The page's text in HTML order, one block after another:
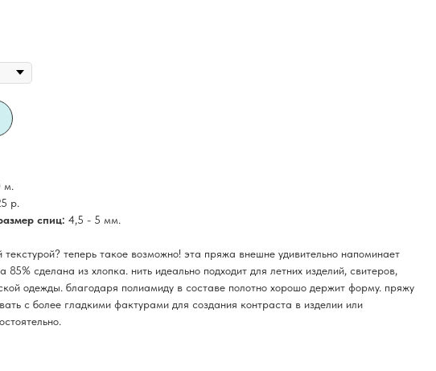
м.
р.
спиц: 4,5 - 5 мм.
текстурой? теперь такое возможно! эта пряжа внешне удивительно напоминает
85% сделана из хлопка. нить идеально подходит для летних изделий, свитеров,
одежды. благодаря полиамиду в составе полотно хорошо держит форму. пряжу
с более гладкими фактурами для создания контраста в изделии или